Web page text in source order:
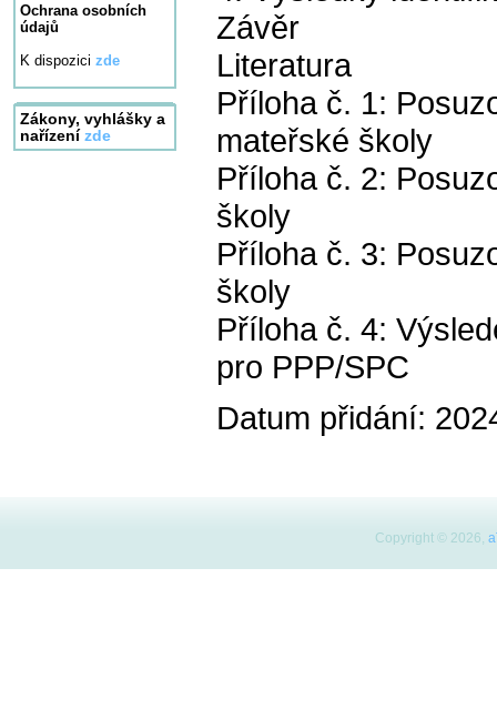
Ochrana osobních
údajů
K dispozici zde
Zákony, vyhlášky a
nařízení zde
Závěr
Literatura
Příloha č. 1:
mateřské školy
Příloha č. 2:
školy
Příloha č. 3:
školy
Příloha č. 4:
pro PPP/SPC
Datum přidání:
Copyright © 2026,